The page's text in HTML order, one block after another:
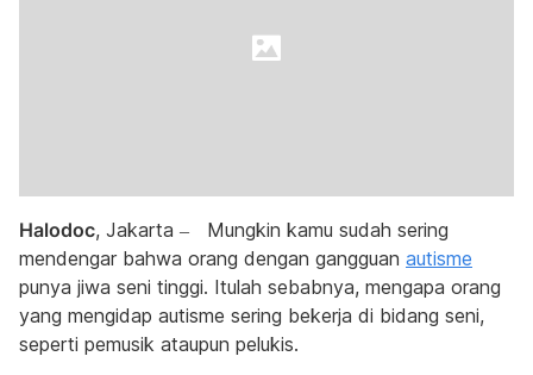
Halodoc, Jakarta – Mungkin kamu sudah sering
mendengar bahwa orang dengan gangguan autisme
punya jiwa seni tinggi. Itulah sebabnya, mengapa orang
yang mengidap autisme sering bekerja di bidang seni,
seperti pemusik ataupun pelukis.